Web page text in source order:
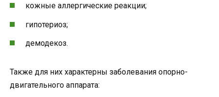
кожные аллергические реакции;
гипотериоз;
демодекоз.
Также для них характерны заболевания опорно-
двигательного аппарата: